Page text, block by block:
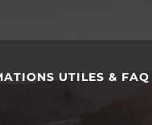
UTILES & FAQ